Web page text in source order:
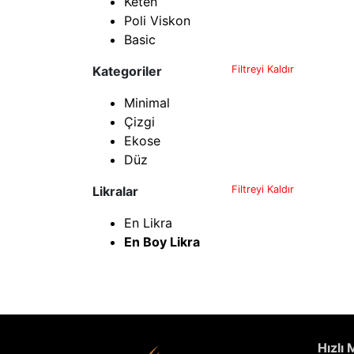
Poli Viskon
Basic
Kategoriler
Filtreyi Kaldır
Minimal
Çizgi
Ekose
Düz
Likralar
Filtreyi Kaldır
En Likra
En Boy Likra
Hızlı